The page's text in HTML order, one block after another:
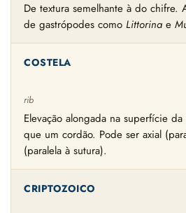
De textura semelhante à do chifre.
de gastrópodes como Littorina e
COSTELA
rib
Elevação alongada na superfície
que um cordão. Pode ser axial
(paralela à sutura).
CRIPTOZOICO